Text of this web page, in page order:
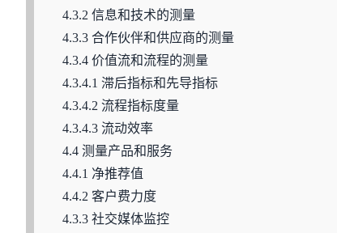
4.3.2 信息和技术的测量
4.3.3 合作伙伴和供应商的测量
4.3.4 价值流和流程的测量
4.3.4.1 滞后指标和先导指标
4.3.4.2 流程指标度量
4.3.4.3 流动效率
4.4 测量产品和服务
4.4.1 净推荐值
4.4.2 客户费力度
4.3.3 社交媒体监控